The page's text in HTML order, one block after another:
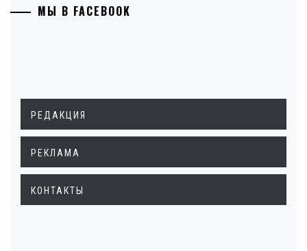
МЫ В FACEBOOK
РЕДАКЦИЯ
РЕКЛАМА
КОНТАКТЫ